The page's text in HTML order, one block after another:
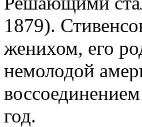
1879).
женихом, его
немолодой
год.